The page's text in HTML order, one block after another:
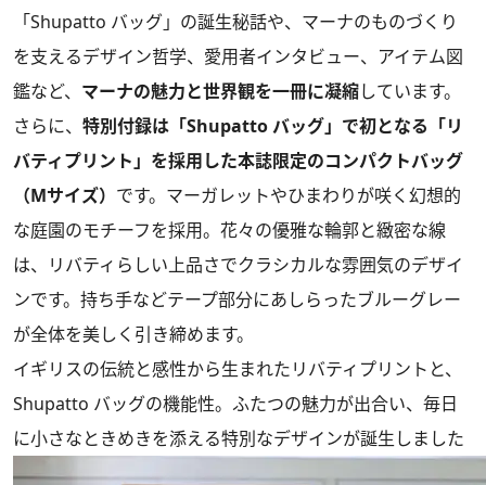
「Shupatto バッグ」の誕生秘話や、マーナのものづくり
を支えるデザイン哲学、愛用者インタビュー、アイテム図
鑑など、 マーナの魅力と世界観を一冊に凝縮しています。
さらに、 特別付録は「Shupatto バッグ」で初となる「リ
バティプリント」を採用した本誌限定のコンパクトバッグ
（Mサイズ） です。マーガレットやひまわりが咲く幻想的
な庭園のモチーフを採用。花々の優雅な輪郭と緻密な線
は、リバティらしい上品さでクラシカルな雰囲気のデザイ
ンです。持ち手などテープ部分にあしらったブルーグレー
が全体を美しく引き締めます。
イギリスの伝統と感性から生まれたリバティプリントと、
Shupatto バッグの機能性。ふたつの魅力が出合い、毎日
に小さなときめきを添える特別なデザインが誕生しました